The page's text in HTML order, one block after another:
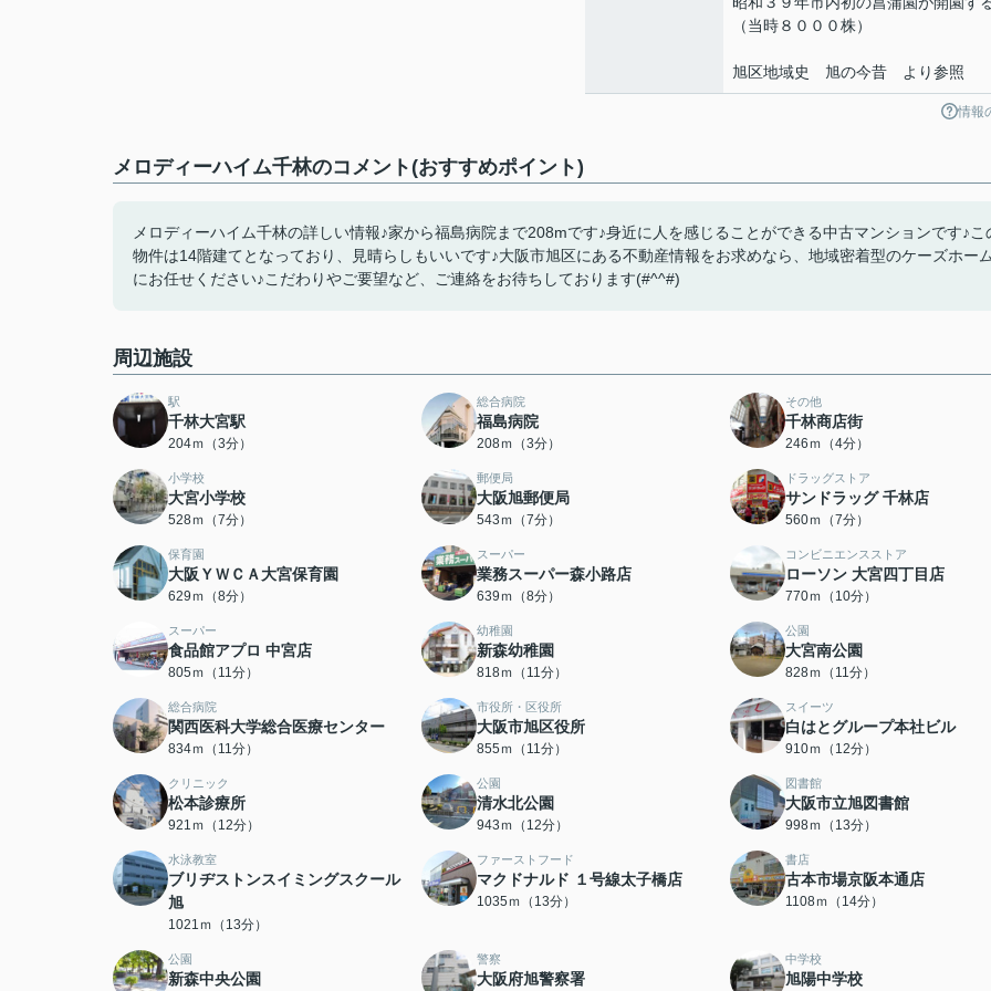
（当時８０００株）
旭区地域史 旭の今昔 より参照
情報
メロディーハイム千林のコメント(おすすめポイント)
メロディーハイム千林の詳しい情報♪家から福島病院まで208mです♪身近に人を感じることができる中古マンションです♪こ
物件は14階建てとなっており、見晴らしもいいです♪大阪市旭区にある不動産情報をお求めなら、地域密着型のケーズホーム
にお任せください♪こだわりやご要望など、ご連絡をお待ちしております(#^^#)
周辺施設
駅
千林大宮駅
204ｍ（3分）
総合病院
福島病院
208ｍ（3分）
その他
千林商店街
246ｍ（4分）
小学校
大宮小学校
528ｍ（7分）
郵便局
大阪旭郵便局
543ｍ（7分）
ドラッグストア
サンドラッグ 千林店
560ｍ（7分）
保育園
大阪ＹＷＣＡ大宮保育園
629ｍ（8分）
スーパー
業務スーパー森小路店
639ｍ（8分）
コンビニエンスストア
ローソン 大宮四丁目店
770ｍ（10分）
スーパー
食品館アプロ 中宮店
805ｍ（11分）
幼稚園
新森幼稚園
818ｍ（11分）
公園
大宮南公園
828ｍ（11分）
総合病院
関西医科大学総合医療センター
834ｍ（11分）
市役所・区役所
大阪市旭区役所
855ｍ（11分）
スイーツ
白はとグループ本社ビル
910ｍ（12分）
クリニック
松本診療所
921ｍ（12分）
公園
清水北公園
943ｍ（12分）
図書館
大阪市立旭図書館
998ｍ（13分）
水泳教室
ブリヂストンスイミングスクール
旭
1021ｍ（13分）
ファーストフード
マクドナルド １号線太子橋店
1035ｍ（13分）
書店
古本市場京阪本通店
1108ｍ（14分）
公園
新森中央公園
警察
大阪府旭警察署
中学校
旭陽中学校